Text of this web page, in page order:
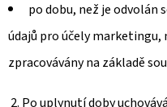
po dobu, než je odvolán
údajů pro účely
zpracovávány na základě
2. Po uplynutí doby